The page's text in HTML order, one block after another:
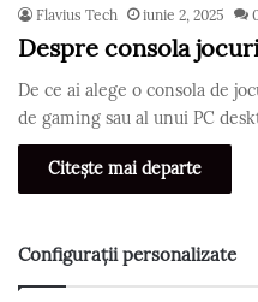
Flavius Tech iunie 2, 2025
Despre consola
De ce ai alege o consola de
de gaming sau al unui PC
Citește mai departe
Configurații personalizate